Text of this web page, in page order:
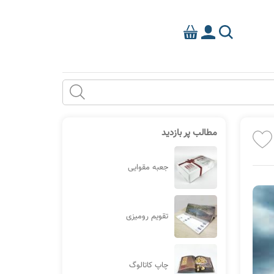
مطالب پر بازدید
جعبه مقوایی
تقویم رومیزی
چاپ کاتالوگ